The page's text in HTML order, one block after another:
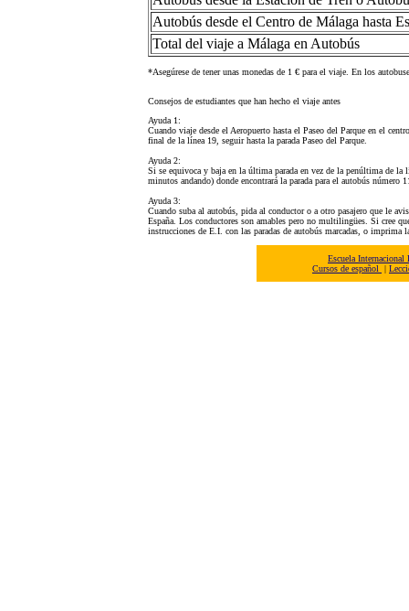
Autobús desde el Centro de Málaga hasta
Total del viaje a Málaga en Autobús
*Asegúrese de tener unas monedas de 1 € para el viaje. En los
Consejos de estudiantes que han hecho el viaje antes
Ayuda 1:
Cuando viaje desde el Aeropuerto hasta el Paseo del Parque en el
final de la línea 19, seguir hasta la parada Paseo del Parque.
Ayuda 2:
Si se equivoca y baja en la última parada en vez de la penúltima de la
minutos andando) donde encontrará la parada para el autobús número
Ayuda 3:
Cuando suba al autobús, pida al conductor o a otro pasajero que le
España. Los conductores son amables pero no multilingües. Si cree
instrucciones de E.I. con las paradas de autobús marcadas, o imprima
Escuela
Cursos de español
|